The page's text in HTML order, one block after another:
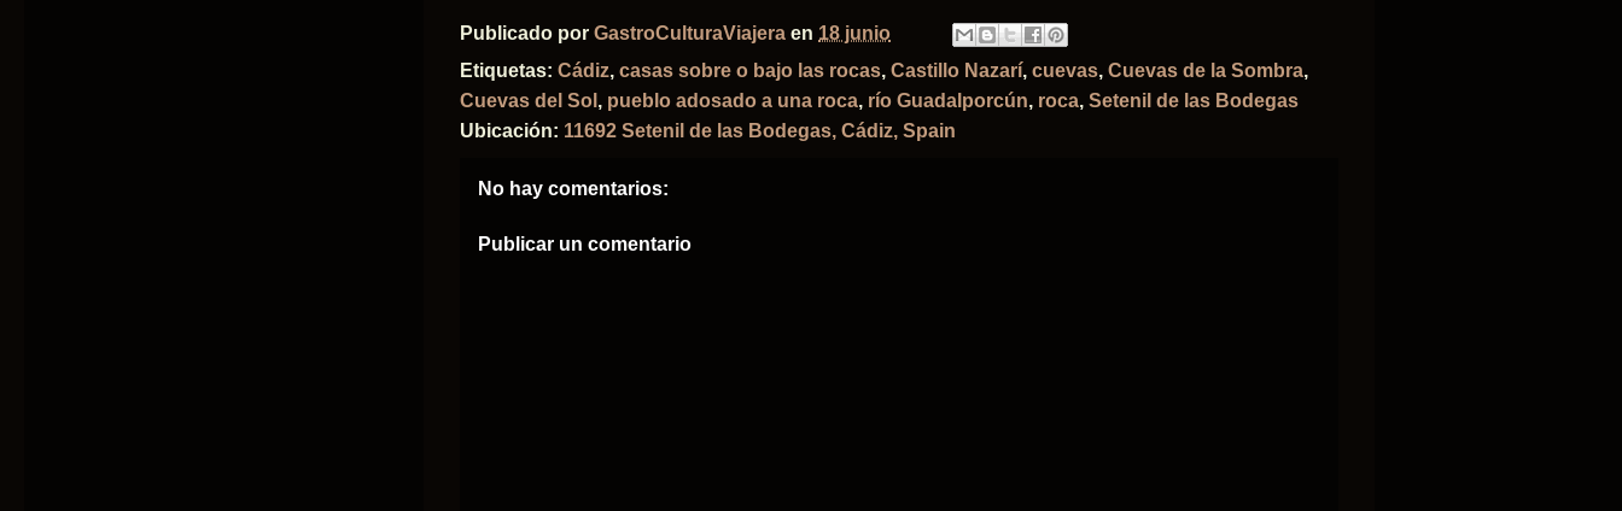
Publicado por GastroCulturaViajera en 18 junio
Etiquetas: Cádiz, casas sobre o bajo las rocas, Castillo Nazarí, cuevas, Cuevas de la Sombra,
Cuevas del Sol , pueblo adosado a una roca, río Guadalporcún, roca, Setenil de las Bodegas
Ubicación: 11692 Setenil de las Bodegas, Cádiz, Spain
No hay comentarios:
Publicar un comentario